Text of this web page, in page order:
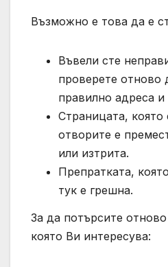
Възможно е това да е
Въвели сте
проверете отново
правилно адреса
Страницата, която
отворите е
или изтрита.
Препратката,
тук е грешна.
За да потърсите
която Ви интересува: